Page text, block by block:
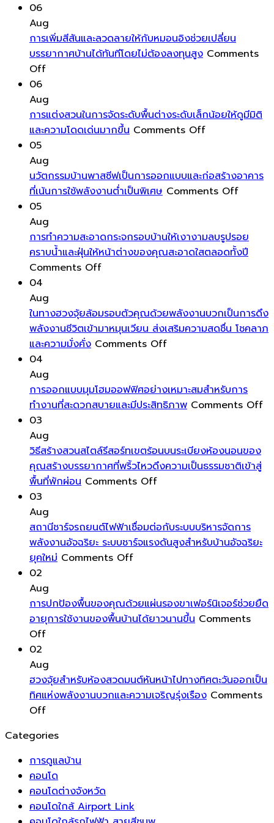
06
Aug
การเพิ่มสีสันและลวดลายให้กับหมอนอิงช่วยเปลี่ยน
บรรยากาศบ้านได้ทันทีโดยไม่ต้องลงทุนสูง Comments
Offon
เพิ่ม
สีสัน
และ
ให้
กับ
หมอน
ช่วย
เปลี่ยน
บรรยากาศ
บ้าน
ทันที
โดย
ไม่
ต้อง
สูง
06
Aug
การแต่งสวนในการจัดระดับพื้นต่างระดับเล็กน้อยให้ดูมีมิติ
และความโดดเด่นมากขึ้น Comments Offon
สวน
ใน
ระดับ
พื้น
น้อย
ให้
และ
ความ
มาก
ขึ้น
05
Aug
นวัตกรรมบ้านพาสซีฟเป็นการออกแบบและก่อสร้างอาคาร
ที่เน้นการใช้พลังงานต่ำเป็นพิเศษ Comments Offon
พาส
ซีฟ
ก่อสร้าง
อาคาร
ใช้
พลังงาน
พิเศษ
05
Aug
การทำความสะอาดกระจกรอบบ้านให้เงางามลบรูปรอย
คราบน้ำและฝุ่นให้หน้าต่างของคุณสะอาดใสตลอดทั้งปี
Comments Offon
สะอาด
กระจก
รอบ
เงา
งาม
รอย
คราบ
น้ำ
ให้
หน้าต่าง
ของ
ใส
ตลอด
04
Aug
ในทางฮวงจุ้ยล้อมรอบตัวคุณด้วยพลังงานบวกเป็นการดึง
พลังงานชีวิตเข้ามาหมุนเวียน ส่งเสริมความสดชื่น โชคลาภ
และความมั่งคั่ง Comments Offon
ฮ
วง
รอบ
ตัว
บวก
เป็นการ
เข้า
มา
ความ
สดชื่น
04
Aug
การออกแบบมุมโฮมออฟฟิศอย่างเหมาะสมสำหรับการ
ทำงานที่สะดวกสบายและมีประสิทธิภาพ Comments Offon
ส
03
Aug
วิธีสร้างสวนสไตล์รีสอร์ทเขตร้อนบนระเบียงห้องนอนของ
คุณสร้างบรรยากาศที่พริ้วไหวดึงความเป็นธรรมชาติเข้าสู่
พื้นที่พักผ่อน Comments Offon
สวน
สไตล์
บน
ระเบียง
คุณ
สร้าง
03
Aug
สถานีชาร์จรถยนต์ไฟฟ้าเชื่อมต่อกับระบบบริหารจัดการ
พลังงานอัจฉริยะ ระบบชาร์จแรงดันสูงสำหรับบ้านอัจฉริยะ
ยุคใหม่ Comments Offon
รถยนต์
ไฟฟ้า
ระบบ
บริหาร
ดัน
สูง
02
Aug
การปกป้องพื้นของคุณด้วยแผ่นรองขาเฟอร์นิเจอร์ช่วยยืด
อายุการใช้งานของพื้นบ้านได้ยาวนานขึ้น Comments
Offon
ปกป้อง
พื้น
ของ
คุณ
แผ่น
รอง
ขา
เฟอร์นิเจอร์
ช่วย
ยืด
02
Aug
ฮวงจุ้ยสำหรับห้องสวดมนต์หันหน้าไปทางทิศตะวันออกเป็น
ทิศแห่งพลังงานบวกและความเจริญรุ่งเรือง Comments
Offon
วง
จุ้ย
สำหรับ
ห้อง
สวด
มนต์
Categories
การดูแลบ้าน
คอนโด
คอนโดต่างจังหวัด
คอนโดใกล้ Airport Link